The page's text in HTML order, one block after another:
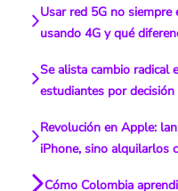
Usar red 5G no siempre
usando 4G y qué
Se alista cambio radical
estudiantes por decisión
Revolución en Apple:
iPhone, sino alquilarlos
Cómo Colombia